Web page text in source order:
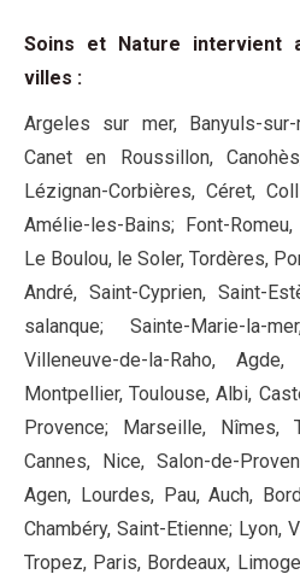
Soins et Nature intervient
villes :
Argeles sur mer, Banyuls-
Canet en Roussillon,
Lézignan-Corbières, Céret,
Amélie-les-Bains; Font-
Le Boulou, le Soler, Tordères,
André, Saint-Cyprien, Saint-
salanque; Sainte-Marie-la-
Villeneuve-de-la-Raho,
Montpellier, Toulouse, Albi,
Provence; Marseille, Nîmes,
Cannes, Nice, Salon-de-
Agen, Lourdes, Pau, Auch,
Chambéry, Saint-Etienne; Lyon,
Tropez, Paris, Bordeaux,